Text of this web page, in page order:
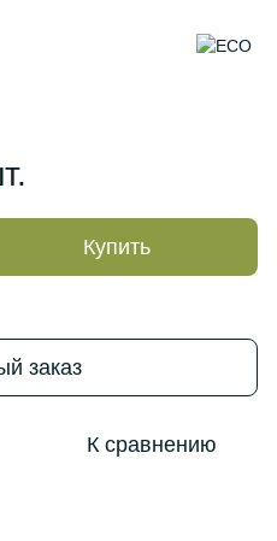
Купить
заказ
К сравнению